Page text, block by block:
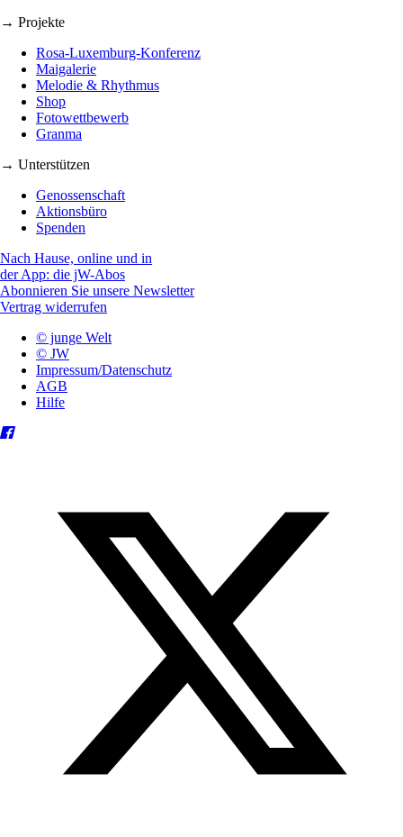
→ Projekte
Rosa-Luxemburg-Konferenz
Maigalerie
Melodie & Rhythmus
Shop
Fotowettbewerb
Granma
→ Unterstützen
Genossenschaft
Aktionsbüro
Spenden
Nach Hause, online und in
der App: die jW-Abos
Abonnieren Sie unsere Newsletter
Vertrag widerrufen
© junge Welt
© JW
Impressum/Datenschutz
AGB
Hilfe